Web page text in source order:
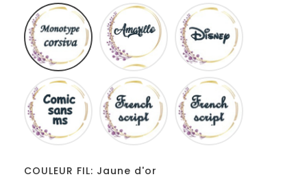
Monotype
corsiva
Amarillo
Comic
sans
ms
French
script
COULEUR FIL: Jaune d'or